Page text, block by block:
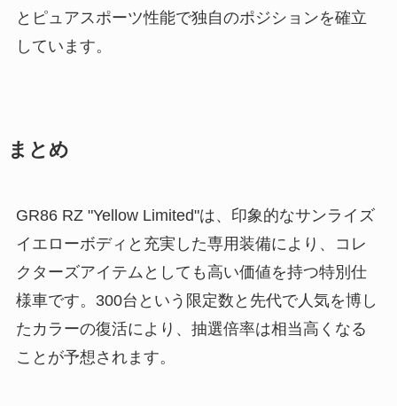
とピュアスポーツ性能で独自のポジションを確立
しています。
まとめ
GR86 RZ "Yellow Limited"は、印象的なサンライズ
イエローボディと充実した専用装備により、コレ
クターズアイテムとしても高い価値を持つ特別仕
様車です。300台という限定数と先代で人気を博し
たカラーの復活により、抽選倍率は相当高くなる
ことが予想されます。